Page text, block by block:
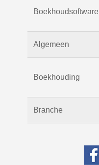
Boekhoudsoftware
Algemeen
Boekhouding
Branche